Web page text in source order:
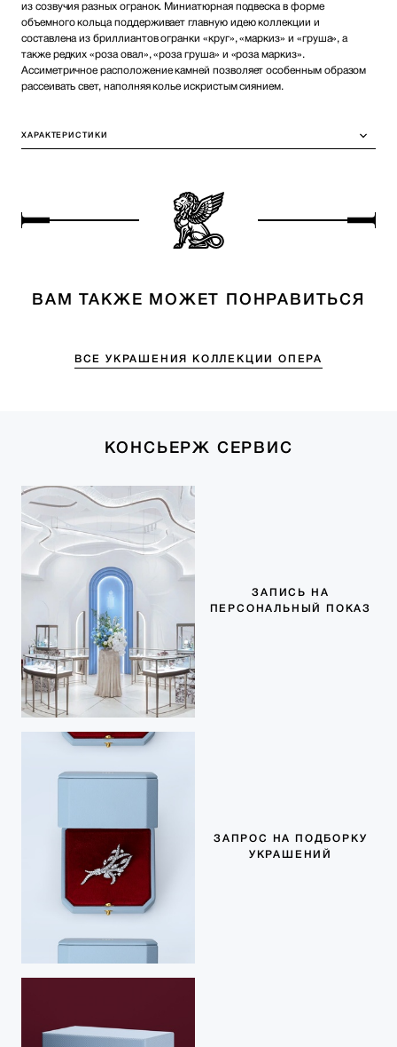
из созвучия разных огранок. Миниатюрная подвеска в форме
объемного кольца поддерживает главную идею коллекции и
составлена из бриллиантов огранки «круг», «маркиз» и «груша», а
также редких «роза овал», «роза груша» и «роза маркиз».
Ассиметричное расположение камней позволяет особенным образом
рассеивать свет, наполняя колье искристым сиянием.
ХАРАКТЕРИСТИКИ
ВАМ ТАКЖЕ МОЖЕТ ПОНРАВИТЬСЯ
ВСЕ УКРАШЕНИЯ КОЛЛЕКЦИИ ОПЕРА
КОНСЬЕРЖ СЕРВИС
ЗАПИСЬ НА
ПЕРСОНАЛЬНЫЙ ПОКАЗ
ЗАПРОС НА ПОДБОРКУ
УКРАШЕНИЙ